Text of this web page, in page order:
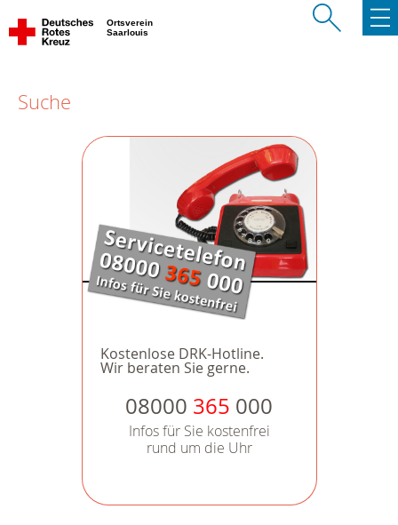
Ortsverein
Saarlouis
Suche
Kostenlose DRK-Hotline.
Wir beraten Sie gerne.
08000 365 000
Infos für Sie kostenfrei
rund um die Uhr